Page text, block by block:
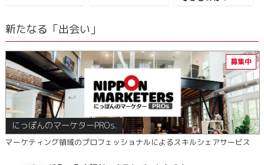
新たなる「出会い」
にっぽんのマーケターPROs.
マーケティング領域のプロフェッショナルによるスキルシェアサービス